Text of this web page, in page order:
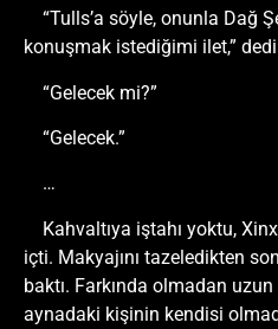
“Tulls’a söyle, onunla Dağ
konuşmak istediğimi ilet,”
“Gelecek mi?”
“Gelecek.”
…
Kahvaltıya iştahı yoktu,
içti. Makyajını tazeledikten
baktı. Farkında olmadan
aynadaki kişinin kendisi